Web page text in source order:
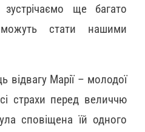
ще багато
стати нашими
відвагу Марії – молодої
страхи перед величчю
сповіщена їй одного